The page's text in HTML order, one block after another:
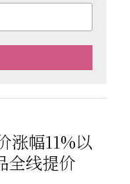
涨幅11%以
全线提价